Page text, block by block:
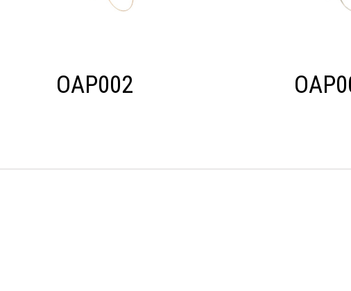
OAP002